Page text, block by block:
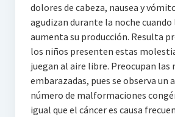
dolores de cabeza, nausea y
agudizan durante la noche cuando
aumenta su producción. Resulta
los niños presenten estas
juegan al aire libre. Preocupan las
embarazadas, pues se observa un
número de malformaciones
igual que el cáncer es causa